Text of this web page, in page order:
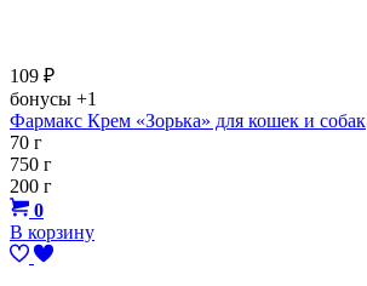
109 ₽
бонусы +1
Фармакс Крем «Зорька» для кошек и собак
70 г
750 г
200 г
0
В корзину